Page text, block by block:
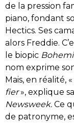
de la pression
piano, fondant
Hectics. Ses
alors Freddie.
le biopic
nom exprime
Mais, en réalité, «
fier», explique
Newsweek. Ce
de patronyme,